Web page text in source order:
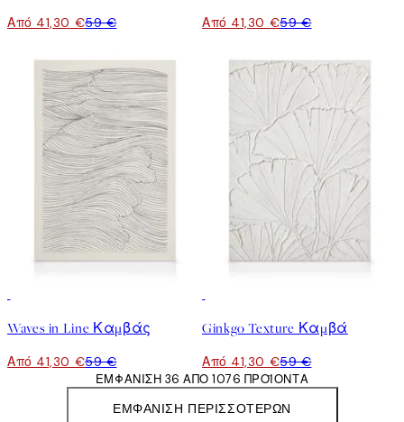
Από 41,30 €59 € Από 41,30 €59 €
Waves in Line Καμβάς
Από 41,30 €59 €
Ginkgo Texture Καμβά
Από 41,30 €59 €
ΕΜΦΆΝΙΣΗ ΠΕΡΙΣΣΌΤΕΡΩΝ
ΕΜΦΆΝΙΣΗ 36 ΑΠΌ 1076 ΠΡΟΪΌΝΤΑ